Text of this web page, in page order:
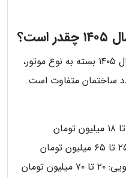
قیمت جک پارکینگ در تهران در سال ۱۴۰۵ بسته به نوع موتور،
ساختمان متفاوت است.